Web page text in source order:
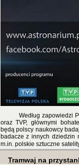
Według zapowiedzi
oraz TVP, głównymi
będą polscy naukowcy
badacze z innych dziedzin
m.in. polskie sztuczne
Tramwaj na